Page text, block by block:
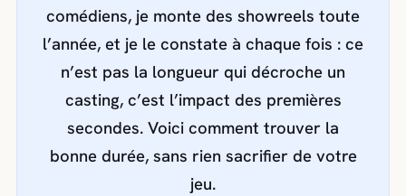
comédiens, je monte des showreels toute
l’année, et je le constate à chaque fois : ce
n’est pas la longueur qui décroche un
casting, c’est l’impact des premières
secondes. Voici comment trouver la
bonne durée, sans rien sacrifier de votre
jeu.